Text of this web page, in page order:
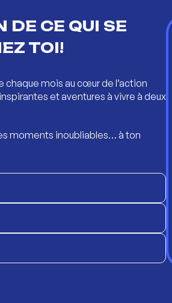
DE CE QUI SE
TOI!
mois au cœur de l’action
et aventures à vivre à deux
moments inoubliables… à ton